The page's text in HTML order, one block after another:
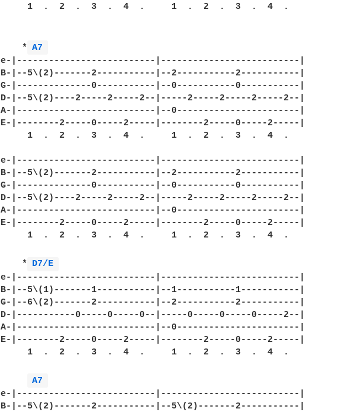
     1  .  2  .  3  .  4  .     1  .  2  .  3  .  4  .
    *
A7
e-|--------------------------|--------------------------|
B-|--5\(2)-------2-----------|--2-----------2-----------|
G-|--------------0-----------|--0-----------0-----------|
D-|--5\(2)----2-----2-----2--|-----2-----2-----2-----2--|
A-|--------------------------|--0-----------------------|
E-|--------2-----0-----2-----|--------2-----0-----2-----|
     1  .  2  .  3  .  4  .     1  .  2  .  3  .  4  .
e-|--------------------------|--------------------------|
B-|--5\(2)-------2-----------|--2-----------2-----------|
G-|--------------0-----------|--0-----------0-----------|
D-|--5\(2)----2-----2-----2--|-----2-----2-----2-----2--|
A-|--------------------------|--0-----------------------|
E-|--------2-----0-----2-----|--------2-----0-----2-----|
     1  .  2  .  3  .  4  .     1  .  2  .  3  .  4  .
    *
D7/E
e-|--------------------------|--------------------------|
B-|--5\(1)-------1-----------|--1-----------1-----------|
G-|--6\(2)-------2-----------|--2-----------2-----------|
D-|-----------0-----0-----0--|-----0-----0-----0-----2--|
A-|--------------------------|--0-----------------------|
E-|--------2-----0-----2-----|--------2-----0-----2-----|
     1  .  2  .  3  .  4  .     1  .  2  .  3  .  4  .
A7
e-|--------------------------|--------------------------|
B-|--5\(2)-------2-----------|--5\(2)-------2-----------|